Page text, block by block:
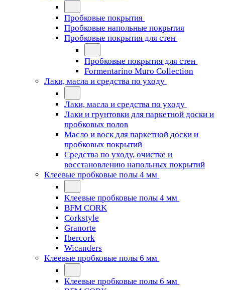
Пробковые покрытия
Пробковые напольные покрытия
Пробковые покрытия для стен
Пробковые покрытия для стен
Formentarino Muro Collection
Лаки, масла и средства по уходу
Лаки, масла и средства по уходу
Лаки и грунтовки для паркетной доски и
пробковых полов
Масло и воск для паркетной доски и
пробковых покрытий
Средства по уходу, очистке и
восстановлению напольных покрытий
Клеевые пробковые полы 4 мм
Клеевые пробковые полы 4 мм
BFM CORK
Corkstyle
Granorte
Ibercork
Wicanders
Клеевые пробковые полы 6 мм
Клеевые пробковые полы 6 мм